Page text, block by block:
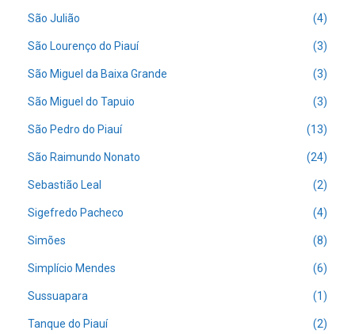
São Julião (4)
São Lourenço do Piauí (3)
São Miguel da Baixa Grande (3)
São Miguel do Tapuio (3)
São Pedro do Piauí (13)
São Raimundo Nonato (24)
Sebastião Leal (2)
Sigefredo Pacheco (4)
Simões (8)
Simplício Mendes (6)
Sussuapara (1)
Tanque do Piauí (2)